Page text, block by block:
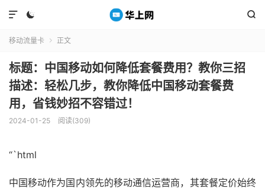
 

移动流量卡  正文
标题：中国移动如何降低套餐费用？教你三招
描述：轻松几步，教你降低中国移动套餐费
用，省钱妙招不容错过！
2024-01-25 阅读(309)
“`html
中国移动作为国内领先的移动通信运营商，其套餐定价始终